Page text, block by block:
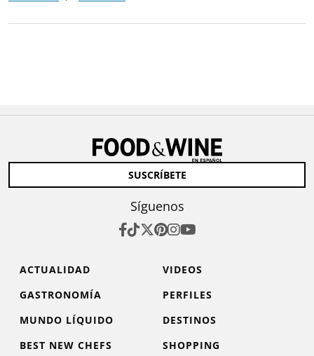
SUSCRÍBETE
Síguenos
ACTUALIDAD
VIDEOS
GASTRONOMÍA
PERFILES
MUNDO LÍQUIDO
DESTINOS
BEST NEW CHEFS
SHOPPING